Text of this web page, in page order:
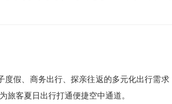
、商务出行、探亲往返的多元化出行需求
旅客夏日出行打通便捷空中通道。